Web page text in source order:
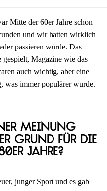
Mitte der 60er Jahre schon
und wir hatten wirklich
passieren würde. Das
Magazine wie das
auch wichtig, aber eine
was immer populärer wurde.
Meinung
Grund für die
Jahre?
junger Sport und es gab